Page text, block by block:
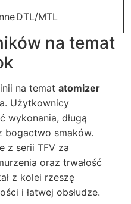
DTL/MTL
na temat
na temat atomizer
Użytkownicy
wykonania, długą
bogactwo smaków.
z serii TFV za
oraz trwałość
z kolei rzeszę
i łatwej obsłudze.